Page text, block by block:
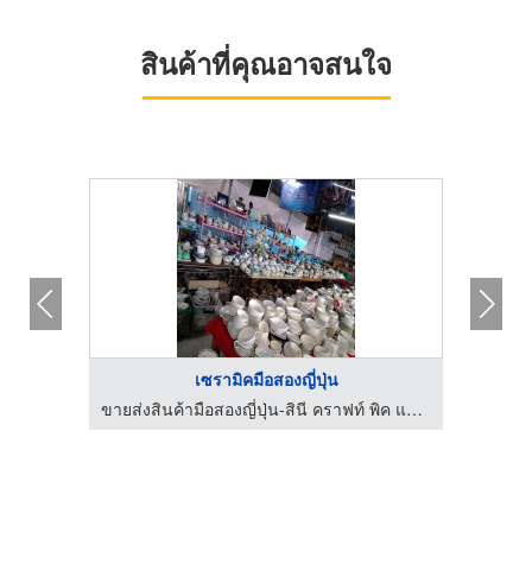
สินค้าที่คุณอาจสนใจ
เซรามิคมือสองญี่ปุ่น
ขายส่งสินค้ามือสองญี่ปุ่น-สินี คราฟท์ พิค แอนด์ โค